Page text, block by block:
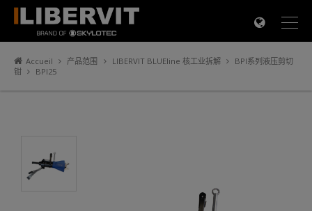
Accueil 产品范围 LIBERVIT BLUEline 核工业拆解
BPI系列液压剪切
钳
BPI25 ×